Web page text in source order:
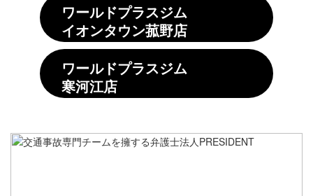
ワールドプラスジム
イオンタウン菰野店
ワールドプラスジム
寒河江店